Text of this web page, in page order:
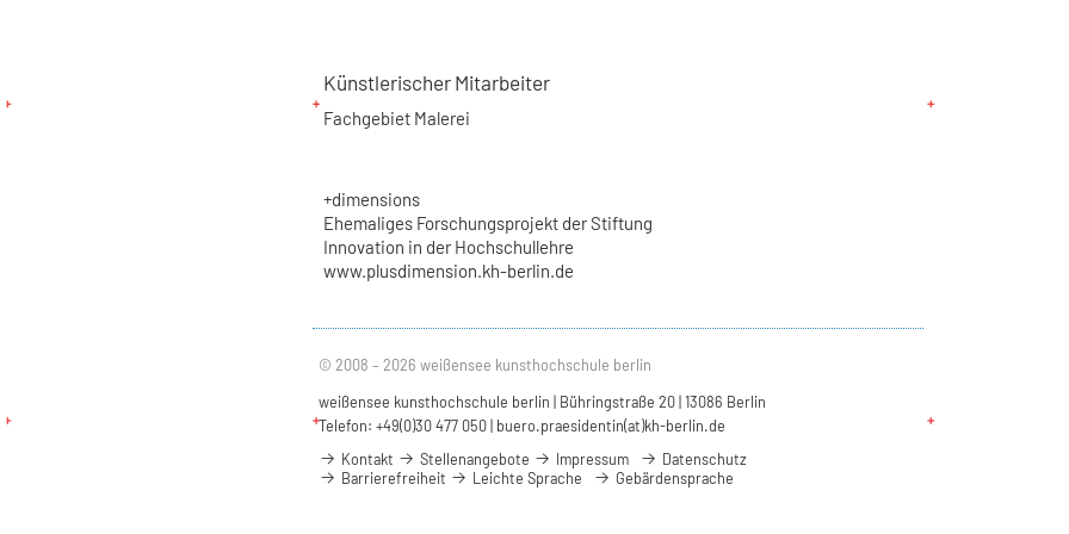
Künstlerischer Mitarbeiter
Fachgebiet Malerei
+dimensions
Ehemaliges Forschungsprojekt der Stiftung
Innovation in der Hochschullehre
www.plusdimension.kh-berlin.de
© 2008 – 2026 weißensee kunsthochschule berlin
weißensee kunsthochschule berlin | Bühringstraße 20 | 13086 Berlin
Telefon: +49(0)30 477 050 | buero.praesidentin(at)kh-berlin.de
Kontakt
Stellenangebote Impressum
Datenschutz
Barrierefreiheit
Leichte Sprache Gebärdensprache